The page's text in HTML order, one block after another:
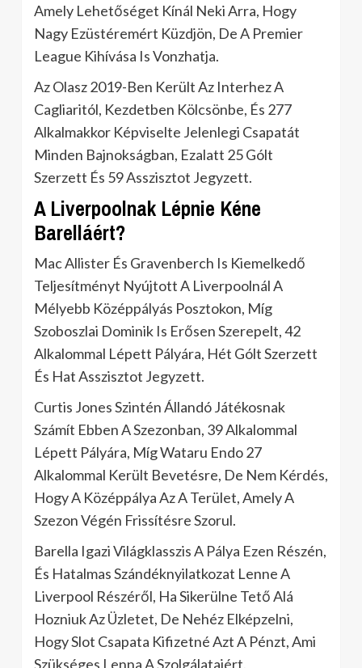
Amely Lehetőséget Kínál Neki Arra, Hogy
Nagy Ezüstéremért Küzdjön, De A Premier
League Kihívása Is Vonzhatja.
Az Olasz 2019-Ben Került Az Interhez A
Cagliaritól, Kezdetben Kölcsönbe, És 277
Alkalmakkor Képviselte Jelenlegi Csapatát
Minden Bajnokságban, Ezalatt 25 Gólt
Szerzett És 59 Asszisztot Jegyzett.
A Liverpoolnak Lépnie Kéne
Barelláért?
Mac Allister És Gravenberch Is Kiemelkedő
Teljesítményt Nyújtott A Liverpoolnál A
Mélyebb Középpályás Posztokon, Míg
Szoboszlai Dominik Is Erősen Szerepelt, 42
Alkalommal Lépett Pályára, Hét Gólt Szerzett
És Hat Asszisztot Jegyzett.
Curtis Jones Szintén Állandó Játékosnak
Számít Ebben A Szezonban, 39 Alkalommal
Lépett Pályára, Míg Wataru Endo 27
Alkalommal Került Bevetésre, De Nem Kérdés,
Hogy A Középpálya Az A Terület, Amely A
Szezon Végén Frissítésre Szorul.
Barella Igazi Világklasszis A Pálya Ezen Részén,
És Hatalmas Szándéknyilatkozat Lenne A
Liverpool Részéről, Ha Sikerülne Tető Alá
Hozniuk Az Üzletet, De Nehéz Elképzelni,
Hogy Slot Csapata Kifizetné Azt A Pénzt, Ami
Szükséges Lenna A Szolgálataiért.